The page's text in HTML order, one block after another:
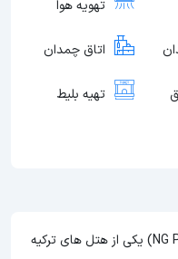
تهویه هوا
اتاق چمدان
تهیه بلیط
هتل ان جی فازلیس بای (NG Phaselis Bay) یکی از هتل های ترکیه